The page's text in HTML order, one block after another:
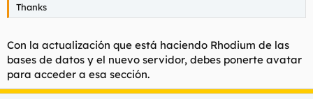
Thanks
Con la actualización que está haciendo Rhodium de las
bases de datos y el nuevo servidor, debes ponerte avatar
para acceder a esa sección.